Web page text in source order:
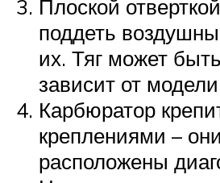
Плоской
поддеть
их. Тяг может
зависит от
Карбюратор
креплениями – они
расположены